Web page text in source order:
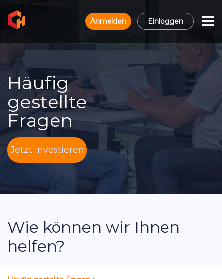
Anmelden Einloggen
Häufig
gestellte
Fragen
Jetzt investieren
Wie können wir Ihnen
helfen?